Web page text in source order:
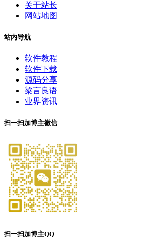
关于站长
网站地图
站内导航
软件教程
软件下载
源码分享
梁言良语
业界资讯
扫一扫加博主微信
扫一扫加博主QQ